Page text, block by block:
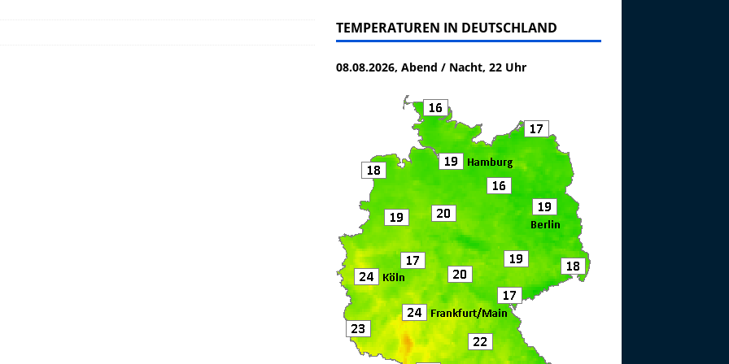
TEMPERATUREN IN DEUTSCHLAND
08.08.2026, Abend / Nacht, 22 Uhr